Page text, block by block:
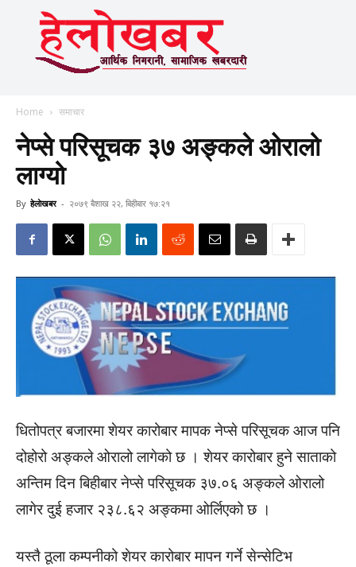
Home समाचार
नेप्से परिसूचक ३७ अङ्कले ओरालो
लाग्यो
By हेलाेखबर - २०७९ बैशाख २२, बिहीबार १७:२१
धितोपत्र बजारमा शेयर कारोबार मापक नेप्से परिसूचक आज पनि
दोहोरो अङ्कले ओरालो लागेको छ । शेयर कारोबार हुने साताको
अन्तिम दिन बिहीबार नेप्से परिसूचक ३७.०६ अङ्कले ओरालो
लागेर दुई हजार २३८.६२ अङ्कमा ओर्लिएको छ ।
यस्तै ठूला कम्पनीको शेयर कारोबार मापन गर्ने सेन्सेटिभ